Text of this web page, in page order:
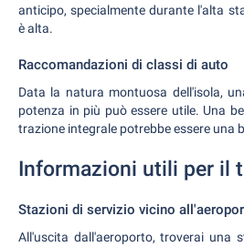
anticipo, specialmente durante l'alta
è alta.
Raccomandazioni di classi di auto
Data la natura montuosa dell'isola,
potenza in più può essere utile. Una
trazione integrale potrebbe essere una
Informazioni utili per il
Stazioni di servizio vicino
All'uscita dall'aeroporto, troverai una